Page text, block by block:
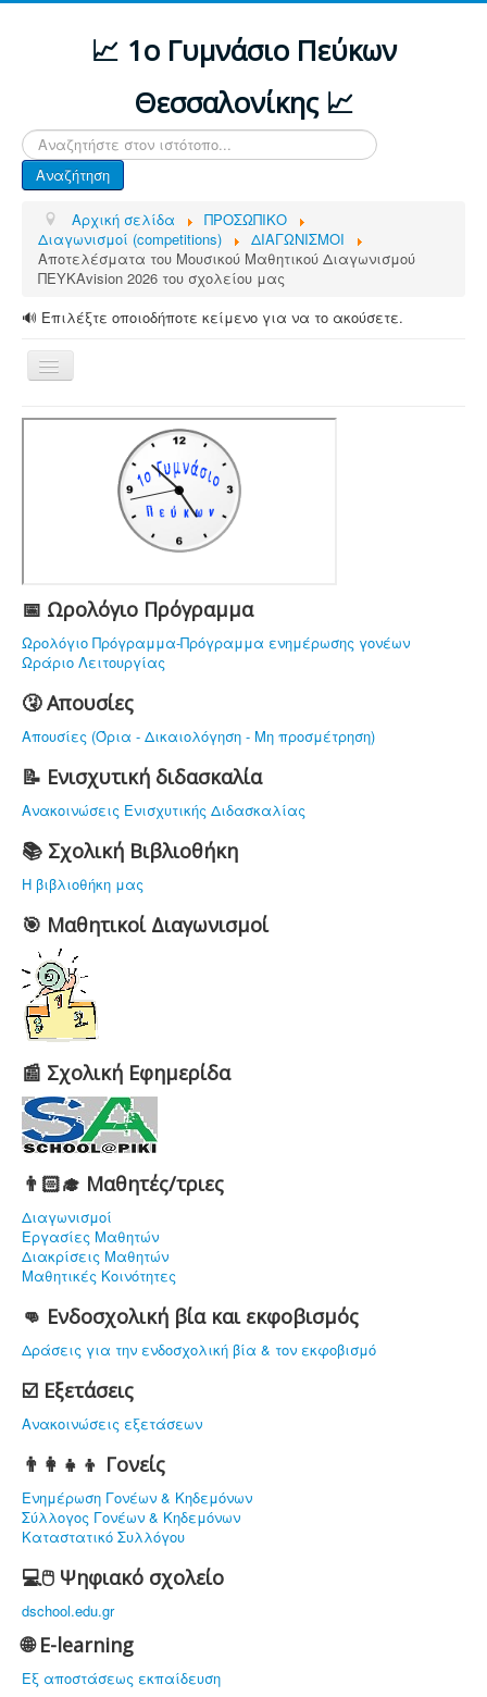
📈 1ο Γυμνάσιο Πεύκων
Θεσσαλονίκης 📈
Αναζήτηση...
Αναζήτηση
Αρχική σελίδα
ΠΡΟΣΩΠΙΚΟ
Διαγωνισμοί (competitions)
ΔΙΑΓΩΝΙΣΜΟΙ
Αποτελέσματα του Μουσικού Μαθητικού Διαγωνισμού
ΠΕΥΚΑvision 2026 του σχολείου μας
🔊 Επιλέξτε οποιοδήποτε κείμενο για να το ακούσετε.
Εναλλαγή
πλοήγησης
ΑΡΧΙΚΗ
ΔΙΑΦΟΡΕΣ ΑΝΑΚΟΙΝΩΣΕΙΣ
ΤΟ ΣΧΟΛΕΙΟ ΜΑΣ
ΔΡΑΣΤΗΡΙΟΤΗΤΕΣ
ΝΟΜΟΘΕΣΙΑ
ΕΠΙΚΟΙΝΩΝΙΑ
📅 Ωρολόγιο Πρόγραμμα
Ωρολόγιο Πρόγραμμα-Πρόγραμμα ενημέρωσης γονέων
Ωράριο Λειτουργίας
🤧 Απουσίες
Απουσίες (Όρια - Δικαιολόγηση - Μη προσμέτρηση)
📝 Ενισχυτική διδασκαλία
Ανακοινώσεις Ενισχυτικής Διδασκαλίας
📚 Σχολική Βιβλιοθήκη
Η βιβλιοθήκη μας
🎯 Μαθητικοί Διαγωνισμοί
📰 Σχολική Εφημερίδα
👨🏻‍🎓 Μαθητές/τριες
Διαγωνισμοί
Εργασίες Μαθητών
Διακρίσεις Μαθητών
Μαθητικές Κοινότητες
👊 Ενδοσχολική βία και εκφοβισμός
Δράσεις για την ενδοσχολική βία & τον εκφοβισμό
☑️ Εξετάσεις
Ανακοινώσεις εξετάσεων
👨‍👩‍👧‍👦 Γονείς
Ενημέρωση Γονέων & Κηδεμόνων
Σύλλογος Γονέων & Κηδεμόνων
Καταστατικό Συλλόγου
💻🖱️ Ψηφιακό σχολείο
dschool.edu.gr
🌐 E-learning
Εξ αποστάσεως εκπαίδευση